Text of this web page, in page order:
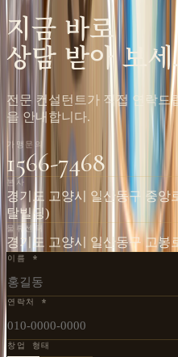
지금 바로
상담 받아 보
전문 컨설턴트가 직접 연락드
을 안내합니다.
가맹문의
1566-7468
본사
경기도 고양시 일산동구 중앙
탈빌딩)
물류센터
경기도 고양시 일산동구 고봉
이름 *
연락처 *
창업 형태